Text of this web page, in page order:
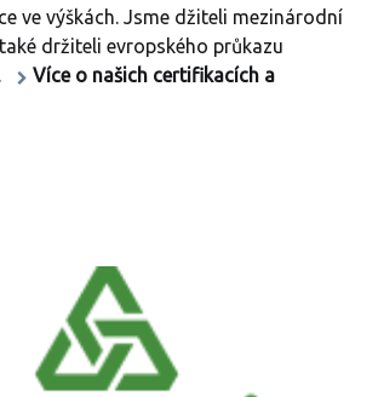
ve výškách. Jsme džiteli mezinárodní
držiteli evropského průkazu
Více o našich certifikacích a